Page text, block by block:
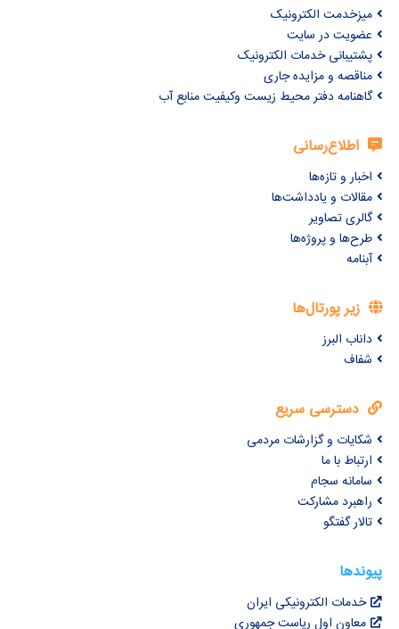
میزخدمت الکترونیک
عضویت در سایت
پشتیبانی خدمات الکترونیک
مناقصه و مزایده جاری
گاهنامه دفتر محیط زیست وکیفیت منابع آب
اطلاع‌رسانی
اخبار و تازه‌ها
مقالات و یادداشت‌ها
گالری تصاویر
طرح‌ها و پروژه‌ها
آبنامه
زیر پورتال‌ها
داناب البرز
شفاف
دسترسی سریع
شکایات و گزارشات مردمی
ارتباط با ما
سامانه سجام
راهبرد مشارکت
تالار گفتگو
پیوندها
خدمات الکترونیکی ایران
معاون اول ریاست جمهوری